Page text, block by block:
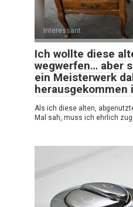
Interessant
Ich wollte diese
wegwerfen… aber
ein Meisterwerk
herausgekommen
Als ich diese alten,
Mal sah, muss ich ehrlich